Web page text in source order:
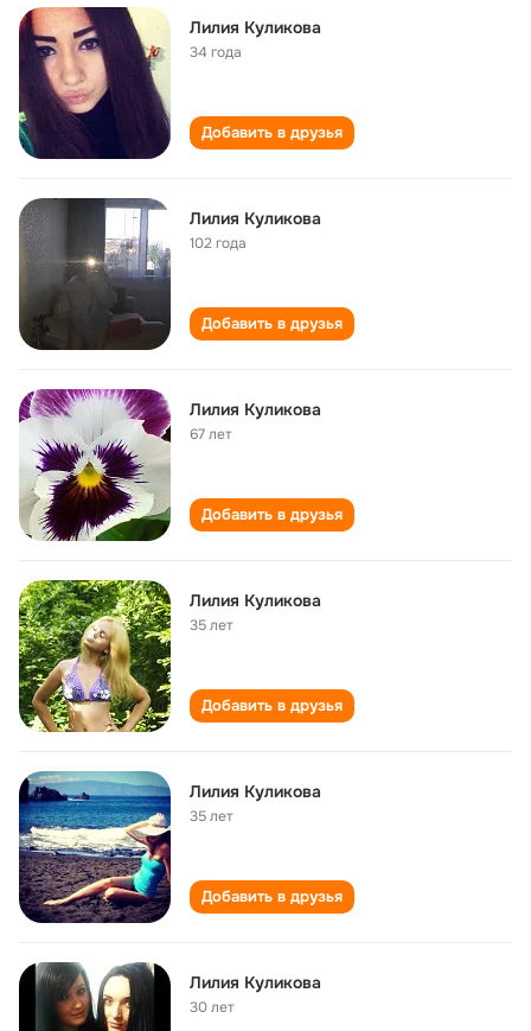
Лилия Куликова
34 года
Добавить в друзья
Лилия Куликова
102 года
Добавить в друзья
Лилия Куликова
67 лет
Добавить в друзья
Лилия Куликова
35 лет
Добавить в друзья
Лилия Куликова
35 лет
Добавить в друзья
Лилия Куликова
30 лет